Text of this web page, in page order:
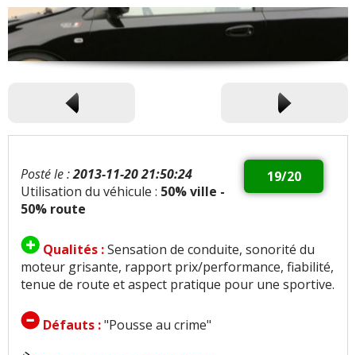
19/20
Posté le :2013-11-20 21:50:24
Utilisation du véhicule : 50% ville -
50% route
Qualités :Sensation de conduite, sonorité du
moteur grisante, rapport prix/performance, fiabilité,
tenue de route et aspect pratique pour une sportive.
Défauts :"Pousse au crime"